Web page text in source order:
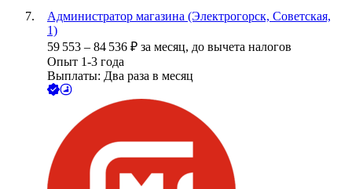
Администратор магазина (Электрогорск, Советская,
1)
59 553 – 84 536 ₽ за месяц, до вычета налогов
Опыт 1-3 года
Выплаты: Два раза в месяц